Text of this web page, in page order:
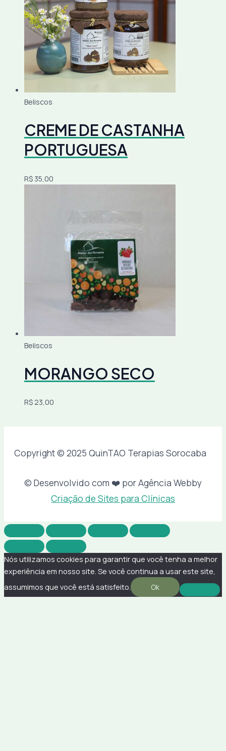
Beliscos
CREME DE CASTANHA
PORTUGUESA
R$ 35,00
Beliscos
MORANGO SECO
R$23,00
Copyright © 2025 QuinTAO Terapias Sorocaba
© Desenvolvido com ❤️ por Agência Webby
Criação de Sites para Clínicas
Nós utilizamos cookies para garantir que você tenha a melhor
experiência em nosso site. Se você continua a usar este site,
assumimos que você está satisfeito.
Ok